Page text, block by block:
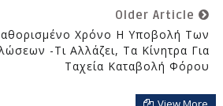
Older Article
Χρόνο Η Υποβολή Των
-Τι Αλλάζει, Τα Κίνητρα Για
Ταχεία Καταβολή Φόρου